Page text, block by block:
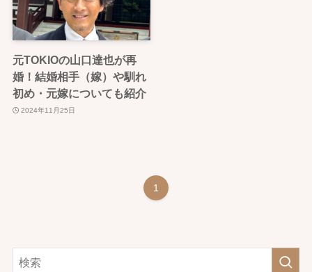
元TOKIOの山口達也が再
婚！結婚相手（嫁）や馴れ
初め・元嫁についても紹介
2024年11月25日
1